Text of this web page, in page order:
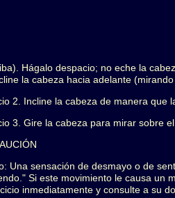
Hágalo despacio; no eche la
la cabeza hacia adelante
2. Incline la cabeza de manera que
3. Gire la cabeza para mirar sobre
Una sensación de desmayo o de
Si este movimiento le causa un
inmediatamente y consulte a su